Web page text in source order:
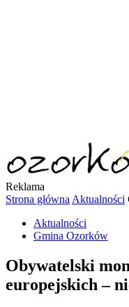
Reklama
Strona główna Aktualności
Aktualności
Gmina Ozorków
Obywatelski
europejskich –